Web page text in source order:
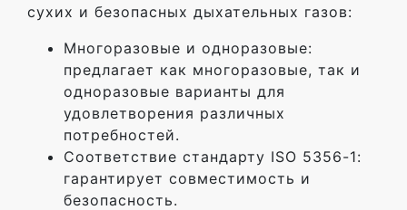
сухих и безопасных дыхательных газов:
Многоразовые и одноразовые:
предлагает как многоразовые, так и
одноразовые варианты для
удовлетворения различных
потребностей.
Соответствие стандарту ISO 5356-1:
гарантирует совместимость и
безопасность.